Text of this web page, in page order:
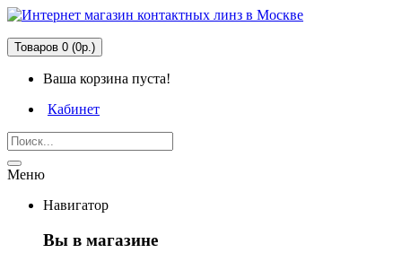
Товаров 0 (0р.)
Ваша корзина пуста!
Кабинет
Меню
Навигатор
Вы в магазине